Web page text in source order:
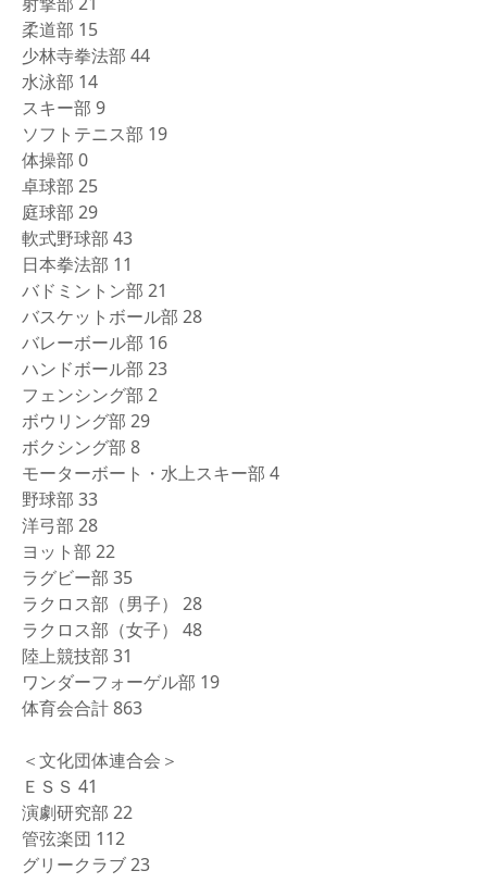
柔道部 15
少林寺拳法部 44
水泳部 14
スキー部 9
ソフトテニス部 19
体操部 0
卓球部 25
庭球部 29
軟式野球部 43
日本拳法部 11
バドミントン部 21
バスケットボール部 28
バレーボール部 16
ハンドボール部 23
フェンシング部 2
ボウリング部 29
ボクシング部 8
モーターボート・水上スキー部 4
野球部 33
洋弓部 28
ヨット部 22
ラグビー部 35
ラクロス部（男子） 28
ラクロス部（女子） 48
陸上競技部 31
ワンダーフォーゲル部 19
体育会合計 863
＜文化団体連合会＞
ＥＳＳ 41
演劇研究部 22
管弦楽団 112
グリークラブ 23